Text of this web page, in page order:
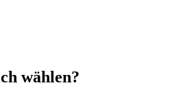
wählen?